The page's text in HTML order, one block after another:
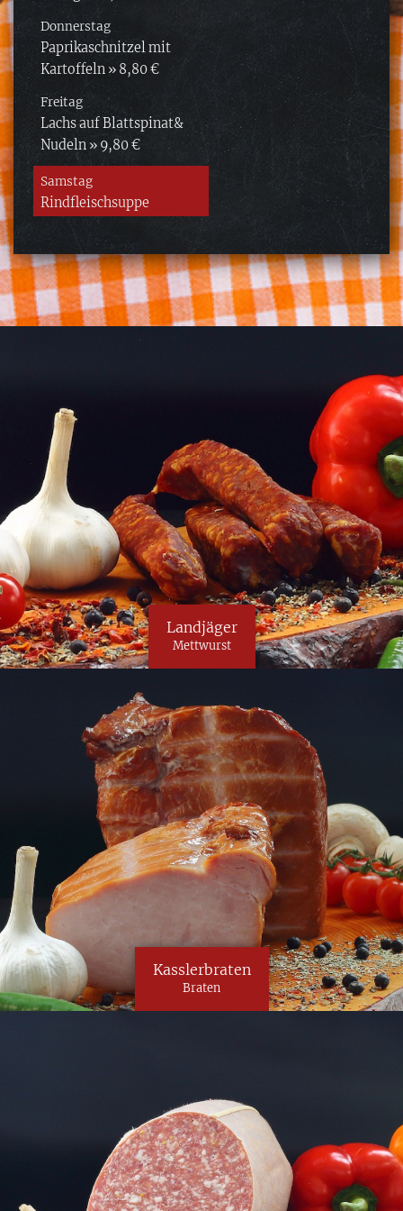
Donnerstag
Paprikaschnitzel mit
Kartoffeln » 8,80 €
Freitag
Lachs auf Blattspinat&
Nudeln » 9,80 €
Samstag
Rindfleischsuppe
Landjäger
Mettwurst
Kasslerbraten
Braten